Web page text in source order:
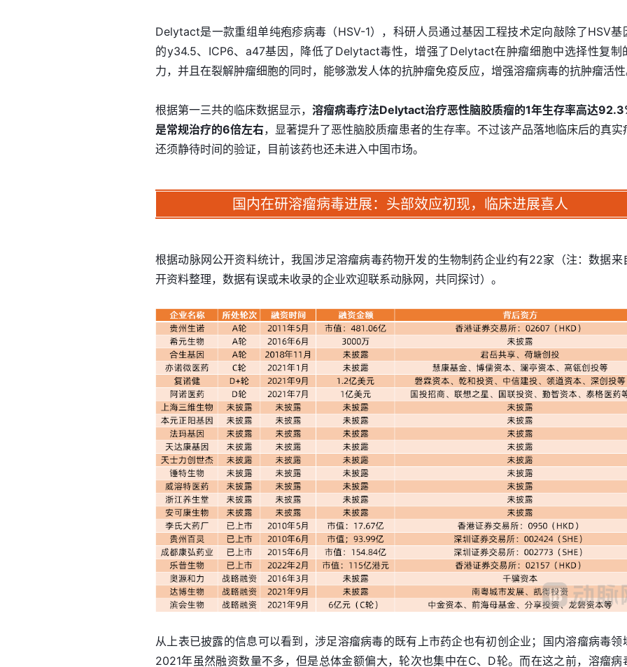
Delytact是一款重组单纯疱疹病毒（HSV-1），科研人员通过基因工程技术定向敲除了HSV基
的y34.5、ICP6、a47基因，降低了Delytact毒性，增强了Delytact在肿瘤细胞中选择性复制
力，并且在裂解肿瘤细胞的同时，能够激发人体的抗肿瘤免疫反应，增强溶瘤病毒的抗肿瘤活性
根据第一三共的临床数据显示， 溶瘤病毒疗法Delytact治疗恶性脑胶质瘤的1年生存率高达
是常规治疗的6倍左右，显著提升了恶性脑胶质瘤患者的生存率。不过该产品落地临床后的真实
还须静待时间的验证，目前该药也还未进入中国市场。
国内在研溶瘤病毒进展：头部效应初现，临床进展喜人
根据动脉网公开资料统计，我国涉足溶瘤病毒药物开发的生物制药企业约有22家（注：数据来
开资料整理，数据有误或未收录的企业欢迎联系动脉网，共同探讨）。
从上表已披露的信息可以看到，涉足溶瘤病毒的既有上市药企也有初创企业；国内溶瘤病毒领
2021年虽然融资数量不多，但是总体金额偏大，轮次也集中在C、D轮。而在这之前，溶瘤病